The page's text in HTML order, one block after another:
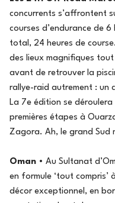
concurrents s’affrontent
courses d’endurance de
total, 24 heures de
des lieux magnifiques
avant de retrouver la
rallye-raid autrement : un
La 7e édition se
premières étapes à
Zagora. Ah, le grand Sud
Oman • Au Sultanat
en formule ‘tout
décor exceptionnel, en